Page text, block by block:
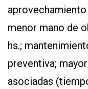
menor mano de
hs.;
preventiva;
asociadas